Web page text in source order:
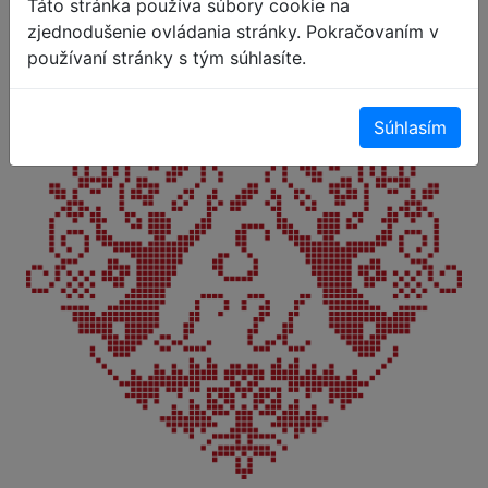
SLU bola založená v marci 2018 a je
každoročne zaštrešovaná aj financovaná
Táto stránka používa súbory cookie na
zjednodušenie ovládania stránky. Pokračovaním v
používaní stránky s tým súhlasíte.
Súhlasím